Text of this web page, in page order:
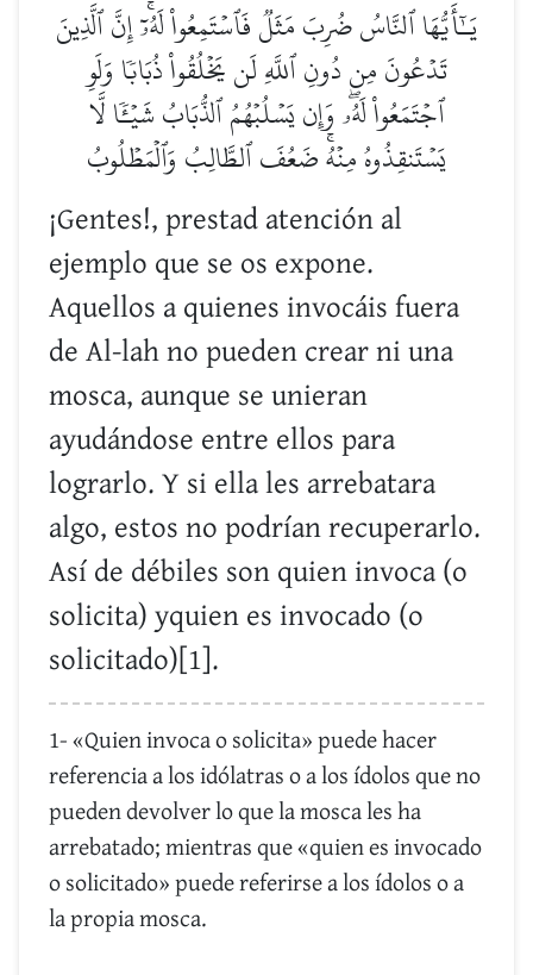
يَـٰٓأَيُّهَا ٱلنَّاسُ ضُرِبَ مَثَلٞ فَٱسۡتَمِعُواْ لَهُۥٓۚ إِنَّ ٱلَّذِينَ
تَدۡعُونَ مِن دُونِ ٱللَّهِ لَن يَخۡلُقُواْ ذُبَابٗا وَلَوِ
ٱجۡتَمَعُواْ لَهُۥۖ وَإِن يَسۡلُبۡهُمُ ٱلذُّبَابُ شَيۡـٔٗا لَّا
يَسۡتَنقِذُوهُ مِنۡهُۚ ضَعُفَ ٱلطَّالِبُ وَٱلۡمَطۡلُوبُ
¡Gentes!, prestad atención al
ejemplo que se os expone.
Aquellos a quienes invocáis fuera
de Al-lah no pueden crear ni una
mosca, aunque se unieran
ayudándose entre ellos para
lograrlo. Y si ella les arrebatara
algo, estos no podrían recuperarlo.
Así de débiles son quien invoca (o
solicita) yquien es invocado (o
solicitado)[1].
1- «Quien invoca o solicita» puede hacer
referencia a los idólatras o a los ídolos que no
pueden devolver lo que la mosca les ha
arrebatado; mientras que «quien es invocado
o solicitado» puede referirse a los ídolos o a
la propia mosca.